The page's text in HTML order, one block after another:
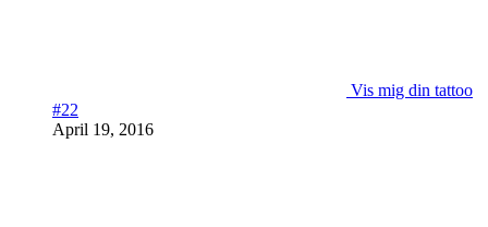
Vis mig din tattoo
#22
April 19, 2016